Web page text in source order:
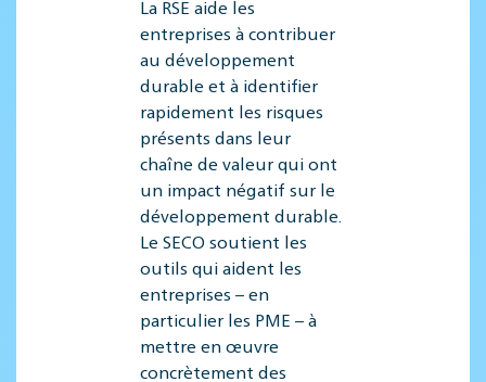
La RSE aide les
entreprises à contribuer
au développement
durable et à identifier
rapidement les risques
présents dans leur
chaîne de valeur qui ont
un impact négatif sur le
développement durable.
Le SECO soutient les
outils qui aident les
entreprises – en
particulier les PME – à
mettre en œuvre
concrètement des